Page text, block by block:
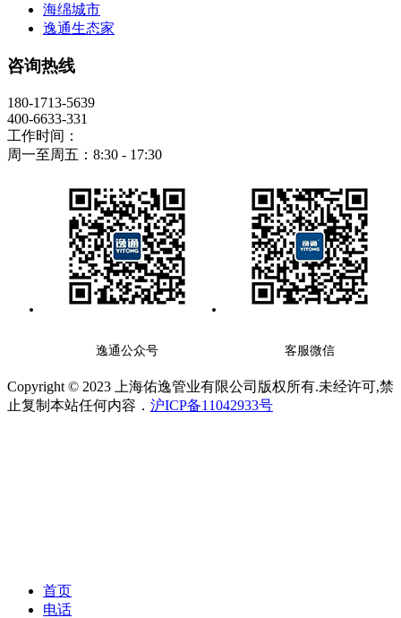
海绵城市
逸通生态家
咨询热线
180-1713-5639
400-6633-331
工作时间：
周一至周五：8:30 - 17:30
逸通公众号 客服微信
Copyright © 2023 上海佑逸管业有限公司版权所有.未经许可,禁
止复制本站任何内容． 沪ICP备11042933号
首页
电话